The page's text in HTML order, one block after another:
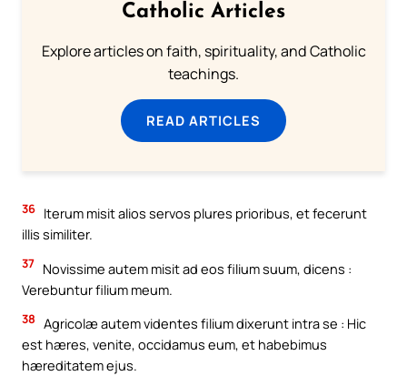
Catholic Articles
Explore articles on faith, spirituality, and Catholic
teachings.
READ ARTICLES
36 Iterum misit alios servos plures prioribus, et fecerunt
illis similiter.
37 Novissime autem misit ad eos filium suum, dicens :
Verebuntur filium meum.
38 Agricolæ autem videntes filium dixerunt intra se : Hic
est hæres, venite, occidamus eum, et habebimus
hæreditatem ejus.